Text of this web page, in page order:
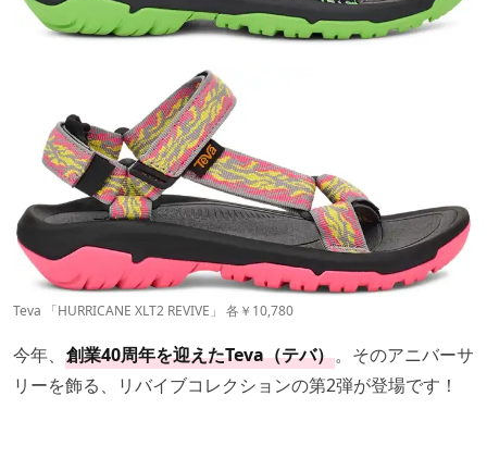
Teva 「HURRICANE XLT2 REVIVE」 各￥10,780
今年、 創業40周年を迎えたTeva（テバ）。そのアニバーサ
リーを飾る、リバイブコレクションの第2弾が登場です！